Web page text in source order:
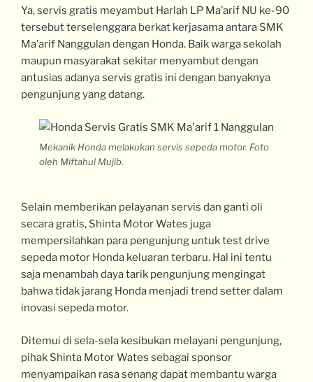
Ya, servis gratis meyambut Harlah LP Ma’arif NU ke-90
tersebut terselenggara berkat kerjasama antara SMK
Ma’arif Nanggulan dengan Honda. Baik warga sekolah
maupun masyarakat sekitar menyambut dengan
antusias adanya servis gratis ini dengan banyaknya
pengunjung yang datang.
Mekanik Honda melakukan servis sepeda motor. Foto
oleh Miftahul Mujib.
Selain memberikan pelayanan servis dan ganti oli
secara gratis, Shinta Motor Wates juga
mempersilahkan para pengunjung untuk test drive
sepeda motor Honda keluaran terbaru. Hal ini tentu
saja menambah daya tarik pengunjung mengingat
bahwa tidak jarang Honda menjadi trend setter dalam
inovasi sepeda motor.
Ditemui di sela-sela kesibukan melayani pengunjung,
pihak Shinta Motor Wates sebagai sponsor
menyampaikan rasa senang dapat membantu warga